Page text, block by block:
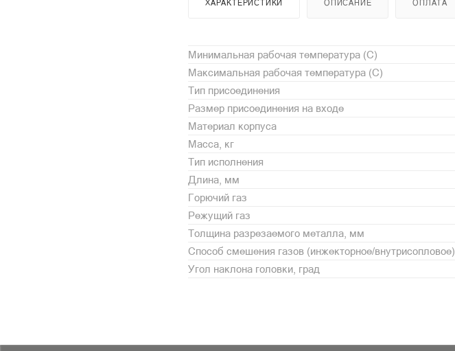
ХАРАКТЕРИСТИКИ ОПИСАНИЕ ОПЛАТА
Минимальная рабочая температура (С)
Максимальная рабочая температура (С)
Тип присоединения
Размер присоединения на входе
Материал корпуса
Масса, кг
Тип исполнения
Длина, мм
Горючий газ
Режущий газ
Толщина разрезаемого металла, мм
Способ смешения газов (инжекторное/внутрисопловое)
Угол наклона головки, град